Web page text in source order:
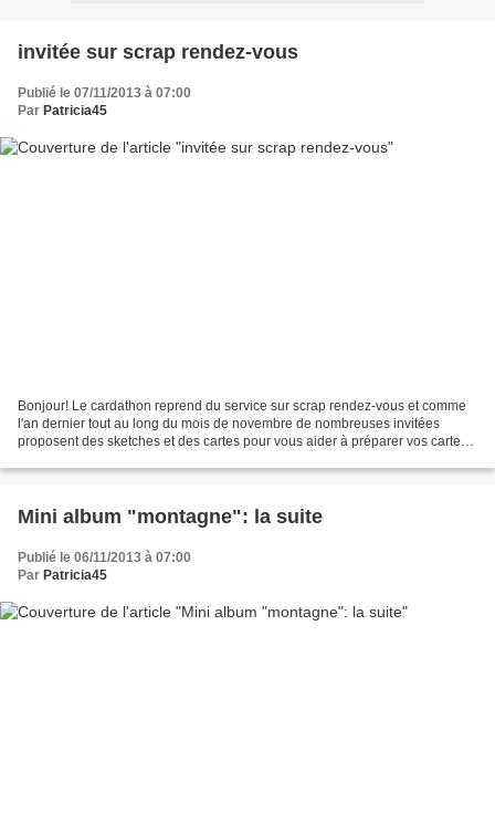
invitée sur scrap rendez-vous
Publié le 07/11/2013 à 07:00
Par Patricia45
Bonjour! Le cardathon reprend du service sur scrap rendez-vous et comme
l'an dernier tout au long du mois de novembre de nombreuses invitées
proposent des sketches et des cartes pour vous aider à préparer vos cartes
Mini album "montagne": la suite
Publié le 06/11/2013 à 07:00
Par Patricia45